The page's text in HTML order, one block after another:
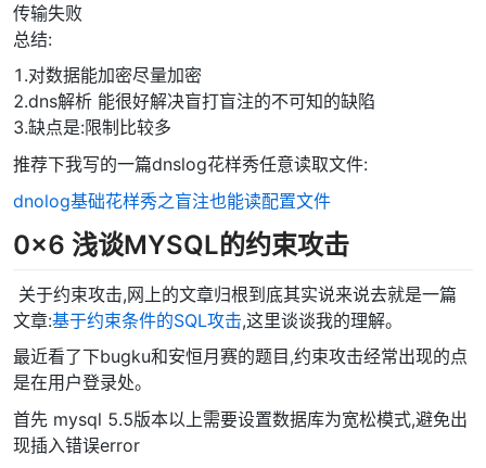
传输失败
总结:
1.对数据能加密尽量加密
2.dns解析 能很好解决盲打盲注的不可知的缺陷
3.缺点是:限制比较多
推荐下我写的一篇dnslog花样秀任意读取文件:
dnolog基础花样秀之盲注也能读配置文件
0x6 浅谈MYSQL的约束攻击
​ 关于约束攻击,网上的文章归根到底其实说来说去就是一篇
文章:基于约束条件的SQL攻击,这里谈谈我的理解。
最近看了下bugku和安恒月赛的题目,约束攻击经常出现的点
是在用户登录处。
首先 mysql 5.5版本以上需要设置数据库为宽松模式,避免出
现插入错误error